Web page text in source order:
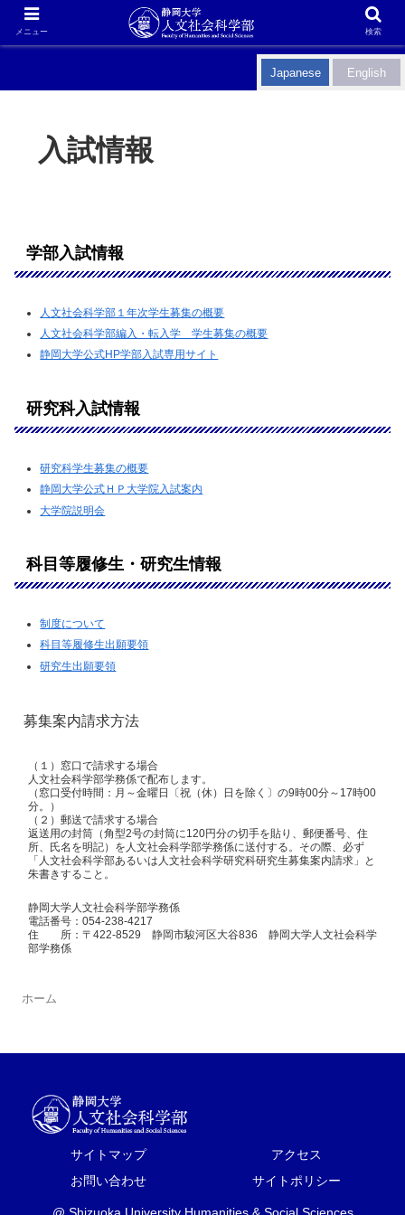
Japanese English
入試情報
学部入試情報
人文社会科学部１年次学生募集の概要
人文社会科学部編入・転入学 学生募集の概要
静岡大学公式HP学部入試専用サイト
研究科入試情報
研究科学生募集の概要
静岡大学公式ＨＰ大学院入試案内
大学院説明会
科目等履修生・研究生情報
制度について
科目等履修生出願要領
研究生出願要領
募集案内請求方法
（１）窓口で請求する場合
人文社会科学部学務係で配布します。
（窓口受付時間：月～金曜日〔祝（休）日を除く〕の9時00分～17時00
分。）
（２）郵送で請求する場合
返送用の封筒（角型2号の封筒に120円分の切手を貼り、郵便番号、住
所、氏名を明記）を人文社会科学部学務係に送付する。その際、必ず
「人文社会科学部あるいは人文社会科学研究科研究生募集案内請求」と
朱書きすること。
静岡大学人文社会科学部学務係
電話番号：054-238-4217
住 所：〒422-8529 静岡市駿河区大谷836 静岡大学人文社会科学
部学務係
ホーム
サイトマップ
アクセス
お問い合わせ
サイトポリシー
@ Shizuoka University Humanities & Social Sciences
メニュー 検索